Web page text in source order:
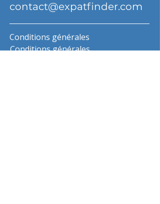
contact@expatfinder.com
Conditions générales
Conditions générales